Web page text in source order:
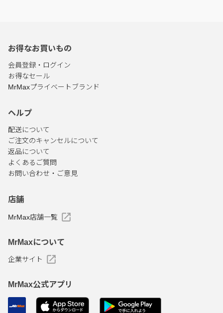
お得なお買いもの
会員登録・ログイン
お得なセール
MrMaxプライベートブランド
ヘルプ
配送について
ご注文のキャンセルについて
返品について
よくあるご質問
お問い合わせ・ご意見
店舗
MrMax店舗一覧
MrMaxについて
企業サイト
MrMax公式アプリ